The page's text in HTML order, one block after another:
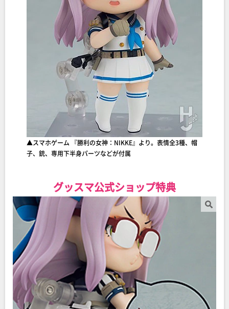
▲スマホゲーム 『勝利の女神：NIKKE』より。表情全3種、帽
子、銃、専用下半身パーツなどが付属
グッスマ公式ショップ特典